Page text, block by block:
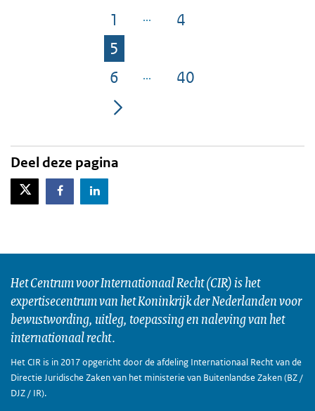
Pagina
1 Pagina
4
Pagina
5
Pagina
6 Pagina
40
Deel deze pagina
X-TwitterFacebookLinkedIn
Het Centrum voor Internationaal Recht (CIR) is het
expertisecentrum van het Koninkrijk der Nederlanden voor
bewustwording, uitleg, toepassing en naleving van het
internationaal recht.
Het CIR is in 2017 opgericht door de afdeling Internationaal Recht van de
Directie Juridische Zaken van het ministerie van Buitenlandse Zaken (BZ /
DJZ / IR).